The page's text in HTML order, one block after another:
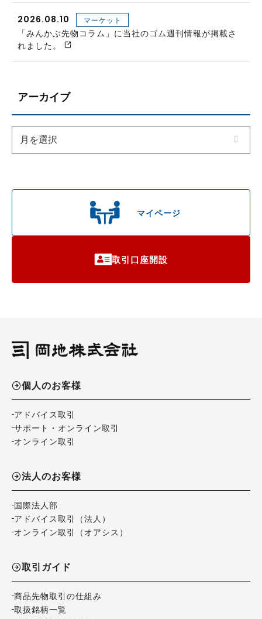
マイページ
取引口座開設
2026.08.10 マーケット
「みんかぶ先物コラム」に当社のゴム週刊情報が掲載さ
れました。
アーカイブ
個人のお客様
アドバイス取引
サポート・オンライン取引
オンライン取引
法人のお客様
国際法人部
アドバイス取引（法人）
オンライン取引（オアシス）
取引ガイド
商品先物取引の仕組み
取扱銘柄一覧